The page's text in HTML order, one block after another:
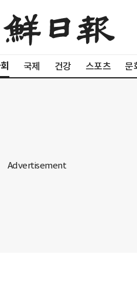
국제 건강 스포츠 문